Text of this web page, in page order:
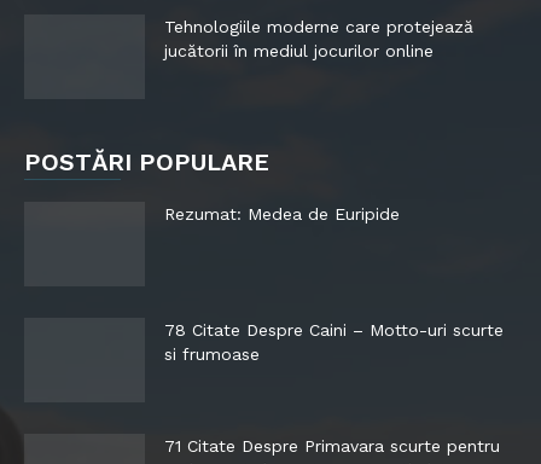
Tehnologiile moderne care protejează
jucătorii în mediul jocurilor online
POSTĂRI POPULARE
Rezumat: Medea de Euripide
78 Citate Despre Caini – Motto-uri scurte
si frumoase
71 Citate Despre Primavara scurte pentru